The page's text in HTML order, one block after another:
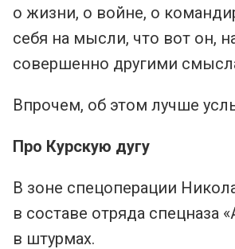
о жизни, о войне, о
себя на мысли, что вот он,
совершенно другими
Впрочем, об этом лучше
Про Курскую дугу
В зоне спецоперации
в составе отряда спецназа
в штурмах.